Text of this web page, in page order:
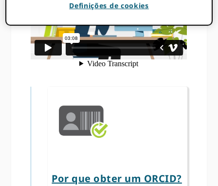
Por que obter um ORCID?
Definições de cookies